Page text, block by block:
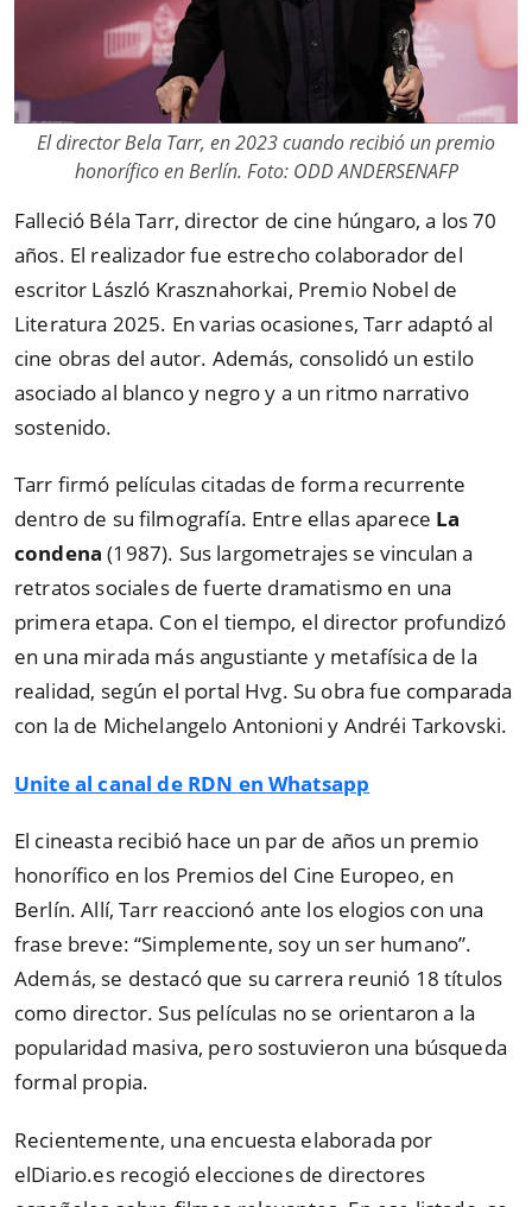
El director Bela Tarr, en 2023 cuando recibió un premio
honorífico en Berlín. Foto: ODD ANDERSENAFP
Falleció Béla Tarr, director de cine húngaro, a los 70
años. El realizador fue estrecho colaborador del
escritor László Krasznahorkai, Premio Nobel de
Literatura 2025. En varias ocasiones, Tarr adaptó al
cine obras del autor. Además, consolidó un estilo
asociado al blanco y negro y a un ritmo narrativo
sostenido.
Tarr firmó películas citadas de forma recurrente
dentro de su filmografía. Entre ellas aparece La
condena (1987). Sus largometrajes se vinculan a
retratos sociales de fuerte dramatismo en una
primera etapa. Con el tiempo, el director profundizó
en una mirada más angustiante y metafísica de la
realidad, según el portal Hvg. Su obra fue comparada
con la de Michelangelo Antonioni y Andréi Tarkovski.
Unite al canal de RDN en Whatsapp
El cineasta recibió hace un par de años un premio
honorífico en los Premios del Cine Europeo, en
Berlín. Allí, Tarr reaccionó ante los elogios con una
frase breve: “Simplemente, soy un ser humano”.
Además, se destacó que su carrera reunió 18 títulos
como director. Sus películas no se orientaron a la
popularidad masiva, pero sostuvieron una búsqueda
formal propia.
Recientemente, una encuesta elaborada por
elDiario.es recogió elecciones de directores